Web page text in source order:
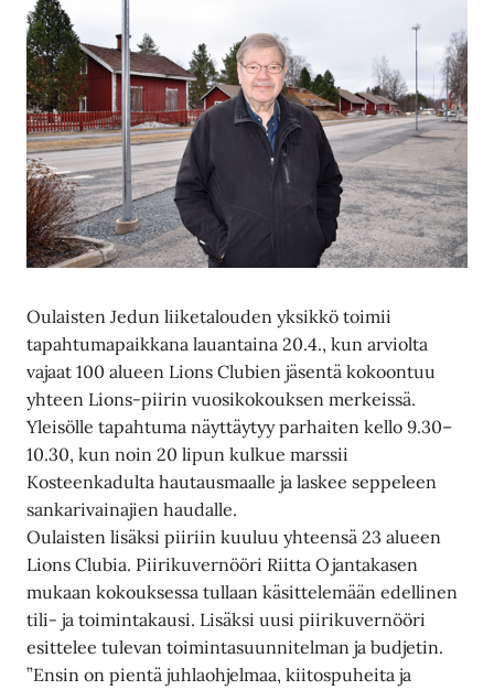
Oulaisten Jedun liiketalouden yksikkö toimii
tapahtumapaikkana lauantaina 20.4., kun arviolta
vajaat 100 alueen Lions Clubien jäsentä kokoontuu
yhteen Lions-piirin vuosikokouksen merkeissä.
Yleisölle tapahtuma näyttäytyy parhaiten kello 9.30–
10.30, kun noin 20 lipun kulkue marssii
Kosteenkadulta hautausmaalle ja laskee seppeleen
sankarivainajien haudalle.
Oulaisten lisäksi piiriin kuuluu yhteensä 23 alueen
Lions Clubia. Piirikuvernööri Riitta Ojantakasen
mukaan kokouksessa tullaan käsittelemään edellinen
tili- ja toimintakausi. Lisäksi uusi piirikuvernööri
esittelee tulevan toimintasuunnitelman ja budjetin.
”Ensin on pientä juhlaohjelmaa, kiitospuheita ja